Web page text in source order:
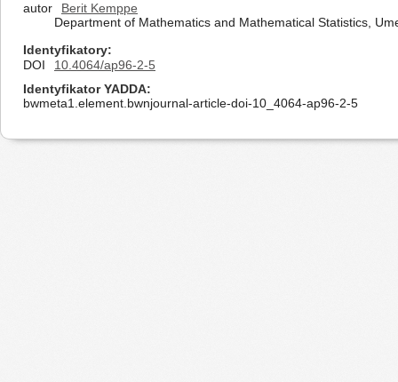
autor
Berit Kemppe
Department of Mathematics and Mathematical Statistics,
Identyfikatory
DOI
10.4064/ap96-2-5
Identyfikator YADDA
bwmeta1.element.bwnjournal-article-doi-10_4064-ap96-2-5